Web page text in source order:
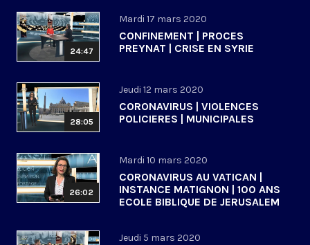
24:47
Mardi 17 mars 2020
CONFINEMENT | PROCES
PREYNAT | CRISE EN SYRIE
28:05
Jeudi 12 mars 2020
CORONAVIRUS | VIOLENCES
POLICIERES | MUNICIPALES
26:02
Mardi 10 mars 2020
CORONAVIRUS AU VATICAN |
INSTANCE MATIGNON | 100 ANS
ECOLE BIBLIQUE DE JERUSALEM
Jeudi 5 mars 2020